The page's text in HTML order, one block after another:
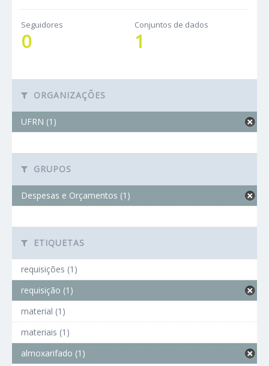
Seguidores
0
Conjuntos de dados
1
ORGANIZAÇÕES
UFRN (1)
GRUPOS
Despesas e Orçamentos (1)
ETIQUETAS
requisições (1)
requisição (1)
material (1)
materiais (1)
almoxarifado (1)